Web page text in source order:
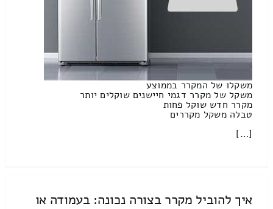
משקלו של המקרר בממוצע
משקל של מקרר דגמי חיישנים שוקלים יותר
מקרר חדש שוקל פחות
טבלה משקל מקררים
[…]
איך להוביל מקרר בצורה נכונה: בעמודה או